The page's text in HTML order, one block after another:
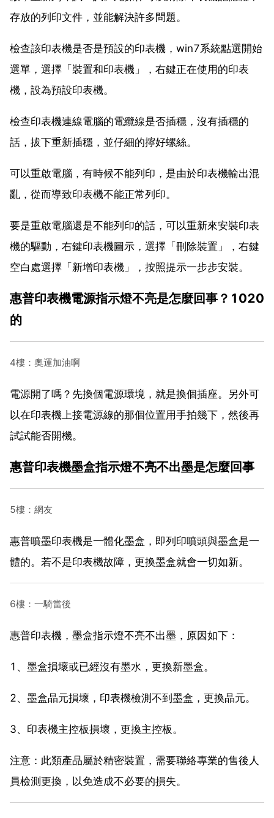
存放的列印文件，並能解決許多問題。
檢查該印表機是否是預設的印表機，win7系統點選開始
選單，選擇「裝置和印表機」，右鍵正在使用的印表
機，設為預設印表機。
檢查印表機連線電腦的電纜線是否插穩，沒有插穩的
話，拔下重新插穩，並仔細的擰好螺絲。
可以重啟電腦，有時候不能列印，是由於印表機輸出混
亂，從而導致印表機不能正常列印。
要是重啟電腦還是不能列印的話，可以重新來安裝印表
機的驅動，右鍵印表機圖示，選擇「刪除裝置」，右鍵
空白處選擇「新增印表機」，按照提示一步步安裝。
惠普印表機電源指示燈不亮是怎麼回事？1020
的
4樓：奧運加油啊
電源開了嗎？先換個電源環境，就是換個插座。另外可
以在印表機上接電源線的那個位置用手拍幾下，然後再
試試能否開機。
惠普印表機墨盒指示燈不亮不出墨是怎麼回事
5樓：網友
惠普噴墨印表機是一體化墨盒，即列印噴頭與墨盒是一
體的。若不是印表機故障，更換墨盒就會一切如新。
6樓：一騎當後
惠普印表機，墨盒指示燈不亮不出墨，原因如下：
1、墨盒損壞或已經沒有墨水，更換新墨盒。
2、墨盒晶元損壞，印表機檢測不到墨盒，更換晶元。
3、印表機主控板損壞，更換主控板。
注意：此類產品屬於精密裝置，需要聯絡專業的售後人
員檢測更換，以免造成不必要的損失。